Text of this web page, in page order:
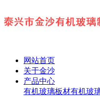
网站首页
关于金沙
产品中心
有机玻璃板材有机玻